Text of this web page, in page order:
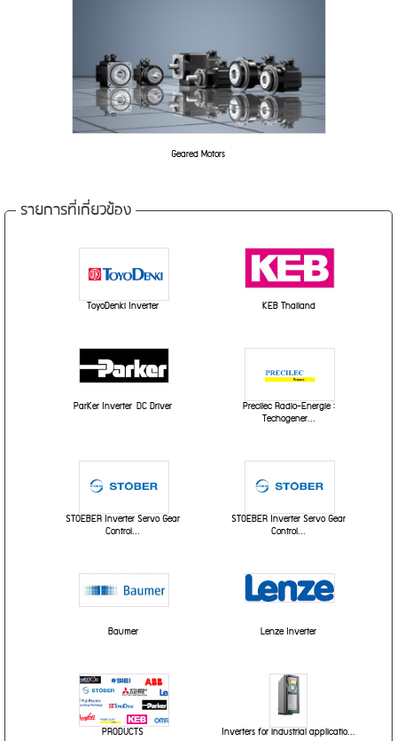
Geared Motors
รายการที่เกี่ยวข้อง
ToyoDenki Inverter KEB Thailand
ParKer Inverter DC Driver Precilec Radio-Energie :
Techogener...
STOEBER Inverter Servo Gear
Control...
STOEBER Inverter Servo Gear
Control...
Baumer Lenze Inverter
PRODUCTS Inverters for industrial applicatio...